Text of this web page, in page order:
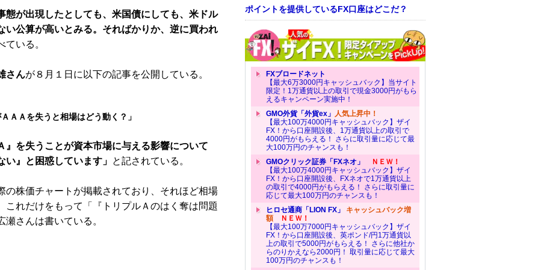
態が出現したとしても、米国債にしても、米ドル
い公算が高いとみる。そればかりか、逆に買われ
ている。
さんが８月１日に以下の記事を公開している。
ＡＡを失うと相場はどう動く？」
』を失うことが資本市場に与える影響について
』と困惑しています」 と記されている。
株価チャートが掲載されており、それほど相場
これだけをもって「『トリプルＡのはく奪は問題
さんは書いている。
ポイントを提供しているFX口座はどこだ？
FXブロードネット
【最大6万3000円キャッシュバック】当サイト
限定！1万通貨以上の取引で現金3000円がもら
えるキャンペーン実施中！
GMO外貨「外貨ex」 人気上昇中！
【最大100万4000円キャッシュバック】ザイ
FX！から口座開設後、1万通貨以上の取引で
4000円がもらえる！ さらに取引量に応じて最
大100万円のチャンスも！
GMOクリック証券「FXネオ」
ＮＥＷ！
【最大100万4000円キャッシュバック】ザイ
FX！から口座開設後、FXネオで1万通貨以上
の取引で4000円がもらえる！ さらに取引量に
応じて最大100万円のチャンスも！
ヒロセ通商「LION FX」 キャッシュバック増
額ＮＥＷ！
【最大100万7000円キャッシュバック】ザイ
FX！から口座開設後、英ポンド/円1万通貨以
上の取引で5000円がもらえる！ さらに他社か
らのりかえなら2000円！ 取引量に応じて最大
100万円のチャンスも！